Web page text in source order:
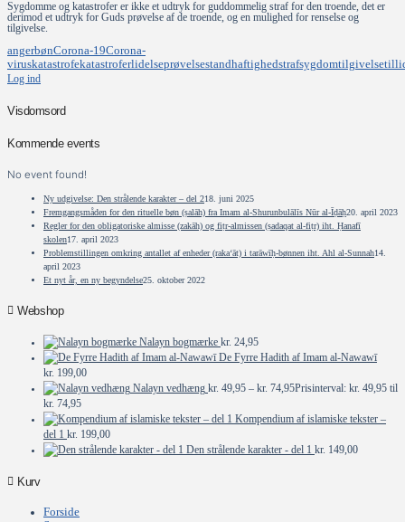
Sygdomme og katastrofer er ikke et udtryk for guddommelig straf for den troende, det er
derimod et udtryk for Guds prøvelse af de troende, og en mulighed for renselse og
tilgivelse.
angerbønCorona-19Corona-
viruskatastrofekatastroferlidelseprøvelsestandhaftighedstrafsygdomtilgivelse
Log ind
Visdomsord
Kommende events
No event found!
Ny udgivelse: Den strålende karakter – del 218. juni 2025
Fremgangsmåden for den rituelle bøn (ṣalāh) fra Imam al-Shurunbulālīs Nūr al-Īḍāḥ20. april 2023
Regler for den obligatoriske almisse (zakāh) og fiṭr-almissen (ṣadaqat al-fiṭr) iht. Ḥanafī
skolen17. april 2023
Problemstillingen omkring antallet af enheder (raka‘āt) i tarāwīḥ-bønnen iht. Ahl al-Sunnah14.
april 2023
Et nyt år, en ny begyndelse25. oktober 2022
Webshop
Nalayn bogmærke kr. 24,95
De Fyrre Hadith af Imam al-Nawawī
kr. 199,00
Nalayn vedhæng kr. 49,95 – kr. 74,95Prisinterval: kr. 49,95 til
kr. 74,95
Kompendium af islamiske tekster –
del 1 kr. 199,00
Den strålende karakter - del 1 kr. 149,00
Kurv
Forside